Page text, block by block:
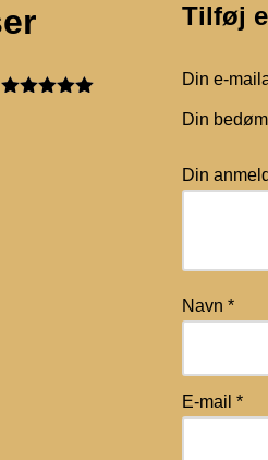
Tilføj
Din e-
Din
Din
Navn *
E-mail *